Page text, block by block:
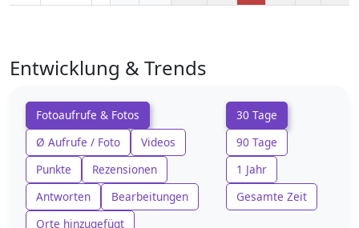
Entwicklung & Trends
Fotoaufrufe & Fotos
Ø Aufrufe / Foto
Videos
Punkte
Rezensionen
Antworten
Bearbeitungen
Orte hinzugefügt
30 Tage
90 Tage
1 Jahr
Gesamte Zeit